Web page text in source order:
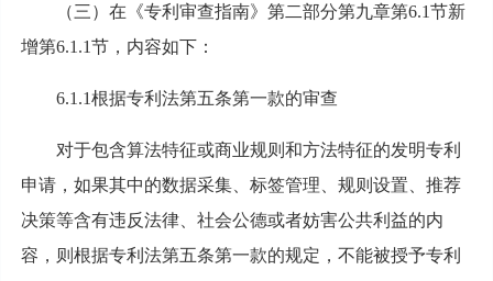
（三）在《专利审查指南》第二部分第九章第6.1节新
增第6.1.1节，内容如下：
6.1.1根据专利法第五条第一款的审查
对于包含算法特征或商业规则和方法特征的发明专利
申请，如果其中的数据采集、标签管理、规则设置、推荐
决策等含有违反法律、社会公德或者妨害公共利益的内
容，则根据专利法第五条第一款的规定，不能被授予专利